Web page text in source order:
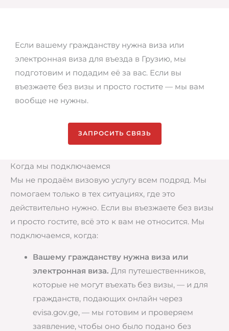
Если вашему гражданству нужна виза или
электронная виза для въезда в Грузию, мы
подготовим и подадим её за вас. Если вы
въезжаете без визы и просто гостите — мы вам
вообще не нужны.
ЗАПРОСИТЬ СВЯЗЬ
Когда мы подключаемся
Мы не продаём визовую услугу всем подряд. Мы
помогаем только в тех ситуациях, где это
действительно нужно. Если вы въезжаете без визы
и просто гостите, всё это к вам не относится. Мы
подключаемся, когда:
Вашему гражданству нужна виза или
электронная виза. Для путешественников,
которые не могут въехать без визы, — и для
гражданств, подающих онлайн через
evisa.gov.ge, — мы готовим и проверяем
заявление, чтобы оно было подано без